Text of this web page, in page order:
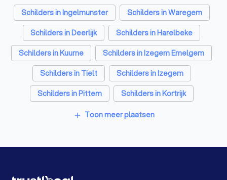
Schilders in Ingelmunster
Schilders in Waregem
Schilders in Deerlijk
Schilders in Harelbeke
Schilders in Kuurne
Schilders in Izegem Emelgem
Schilders in Tielt
Schilders in Izegem
Schilders in Pittem
Schilders in Kortrijk
Schilders in Antwerpen
Schilders in Gent
Schilders in Hasselt
add Toon meer plaatsen